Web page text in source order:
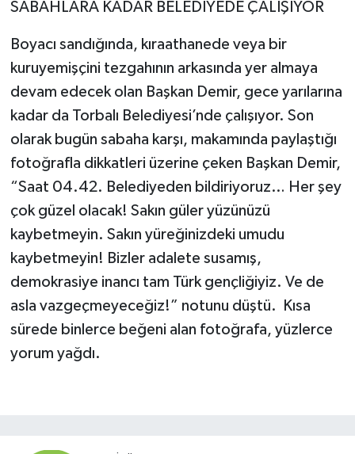
SABAHLARA KADAR BELEDİYEDE ÇALIŞIYOR
Boyacı sandığında, kıraathanede veya bir
kuruyemişçini tezgahının arkasında yer almaya
devam edecek olan Başkan Demir, gece yarılarına
kadar da Torbalı Belediyesi’nde çalışıyor. Son
olarak bugün sabaha karşı, makamında paylaştığı
fotoğrafla dikkatleri üzerine çeken Başkan Demir,
“Saat 04.42. Belediyeden bildiriyoruz… Her şey
çok güzel olacak! Sakın güler yüzünüzü
kaybetmeyin. Sakın yüreğinizdeki umudu
kaybetmeyin! Bizler adalete susamış,
demokrasiye inancı tam Türk gençliğiyiz. Ve de
asla vazgeçmeyeceğiz!” notunu düştü. Kısa
sürede binlerce beğeni alan fotoğrafa, yüzlerce
yorum yağdı.